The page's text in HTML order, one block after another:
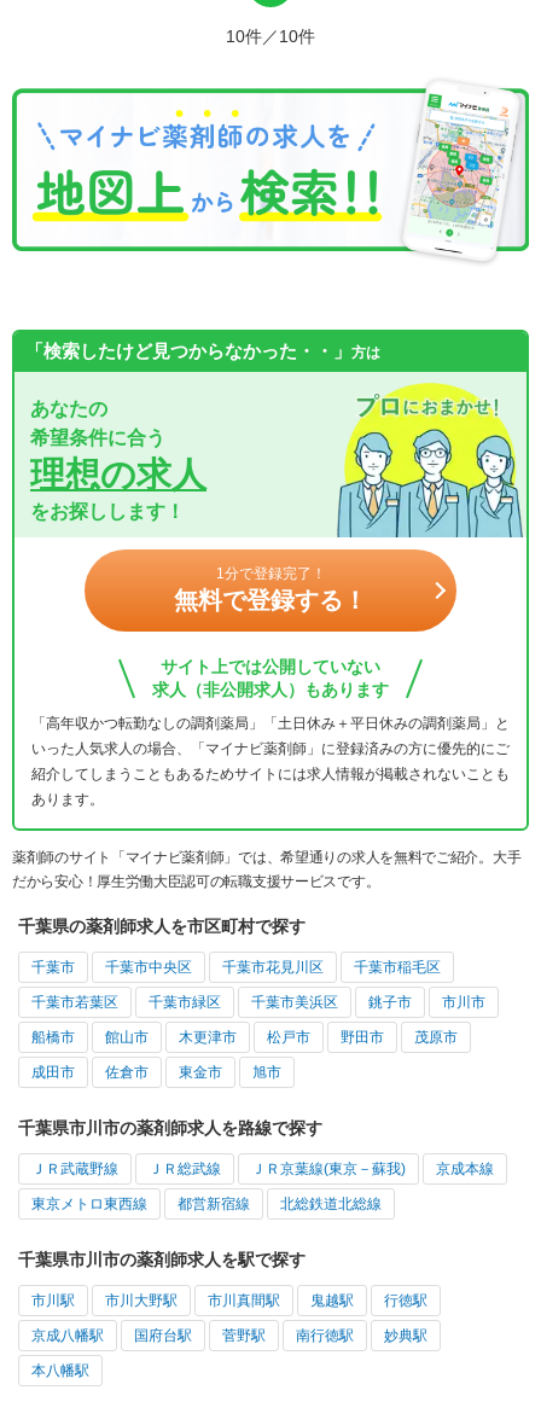
10件／10件
「検索したけど見つからなかった・・」 方は
あなたの
希望条件に合う
理想の求人
をお探しします！
1分で登録完了！
無料で登録する！
サイト上では公開していない
求人（非公開求人）もあります
「高年収かつ転勤なしの調剤薬局」「土日休み＋平日休みの調剤薬局」と
いった人気求人の場合、「マイナビ薬剤師」に登録済みの方に優先的にご
紹介してしまうこともあるためサイトには求人情報が掲載されないことも
あります。
薬剤師のサイト「マイナビ薬剤師」では、希望通りの求人を無料でご紹介。大手
だから安心！厚生労働大臣認可の転職支援サービスです。
千葉県の薬剤師求人を市区町村で探す
千葉市 千葉市中央区 千葉市花見川区 千葉市稲毛区
千葉市若葉区 千葉市緑区 千葉市美浜区 銚子市 市川市
船橋市 館山市 木更津市 松戸市 野田市 茂原市
成田市 佐倉市 東金市 旭市
千葉県市川市の薬剤師求人を路線で探す
ＪＲ武蔵野線 ＪＲ総武線 ＪＲ京葉線(東京－蘇我) 京成本線
東京メトロ東西線 都営新宿線 北総鉄道北総線
千葉県市川市の薬剤師求人を駅で探す
市川駅 市川大野駅 市川真間駅 鬼越駅 行徳駅
京成八幡駅 国府台駅 菅野駅 南行徳駅 妙典駅
本八幡駅